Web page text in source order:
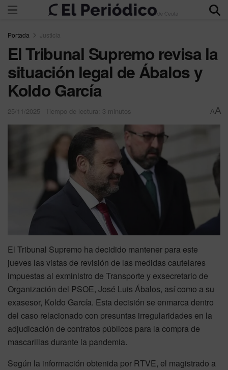
Portada Justicia
El Tribunal Supremo revisa la
situación legal de Ábalos y
Koldo García
25/11/2025 Tiempo de lectura: 3 minutos AA
El Tribunal Supremo ha decidido mantener para este
jueves las vistas de revisión de las medidas cautelares
impuestas al exministro de Transporte y exsecretario de
Organización del PSOE, José Luis Ábalos, así como a su
exasesor, Koldo García. Esta decisión se enmarca dentro
del caso relacionado con presuntas irregularidades en la
adjudicación de contratos públicos para la compra de
mascarillas durante la pandemia.
Según la información obtenida por RTVE, el magistrado a